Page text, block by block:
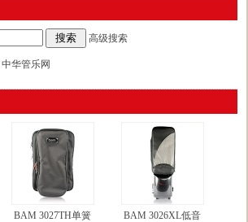
高级搜索
中华管乐网
BAM 3027TH单簧
BAM 3026XL低音